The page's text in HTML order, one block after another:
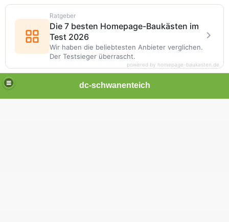
dc-schwanenteich
Ratgeber
Die 7 besten Homepage-Baukästen im
Test 2026
Wir haben die beliebtesten Anbieter verglichen.
Der Testsieger überrascht.
powered by homepage-baukasten.de